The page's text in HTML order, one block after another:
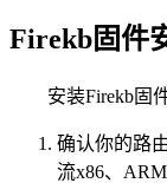
Firekb固件
安装Firekb固
确认你的路
流x86、ARM